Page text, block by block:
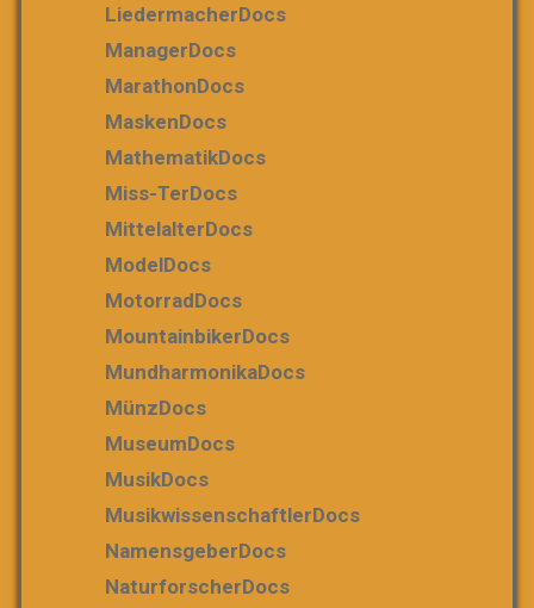
LiedermacherDocs
ManagerDocs
MarathonDocs
MaskenDocs
MathematikDocs
Miss-TerDocs
MittelalterDocs
ModelDocs
MotorradDocs
MountainbikerDocs
MundharmonikaDocs
MünzDocs
MuseumDocs
MusikDocs
MusikwissenschaftlerDocs
NamensgeberDocs
NaturforscherDocs